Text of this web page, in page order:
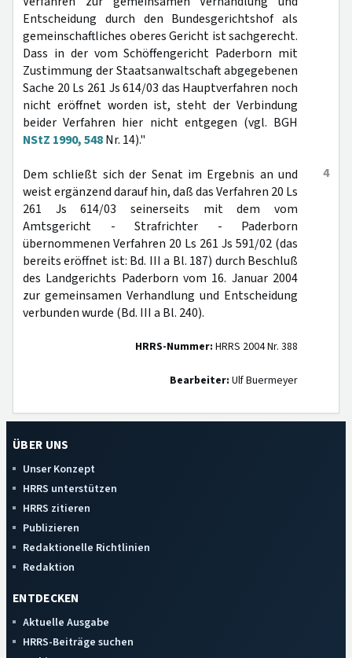
Entscheidung durch den Bundesgerichtshof als
gemeinschaftliches oberes Gericht ist sachgerecht.
Dass in der vom Schöffengericht Paderborn mit
Zustimmung der Staatsanwaltschaft abgegebenen
Sache 20 Ls 261 Js 614/03 das Hauptverfahren noch
nicht eröffnet worden ist, steht der Verbindung
beider Verfahren hier nicht entgegen (vgl. BGH
NStZ 1990, 548Nr. 14)."
4
Dem schließt sich der Senat im Ergebnis an und
weist ergänzend darauf hin, daß das Verfahren 20 Ls
261 Js 614/03 seinerseits mit dem vom
Amtsgericht - Strafrichter - Paderborn
übernommenen Verfahren 20 Ls 261 Js 591/02 (das
bereits eröffnet ist: Bd. III a Bl. 187) durch Beschluß
des Landgerichts Paderborn vom 16. Januar 2004
zur gemeinsamen Verhandlung und Entscheidung
verbunden wurde (Bd. III a Bl. 240).
HRRS-Nummer: HRRS 2004 Nr. 388
Bearbeiter: Ulf Buermeyer
ÜBER UNS
Unser Konzept
HRRS unterstützen
HRRS zitieren
Publizieren
Redaktionelle Richtlinien
Redaktion
ENTDECKEN
Aktuelle Ausgabe
HRRS-Beiträge suchen